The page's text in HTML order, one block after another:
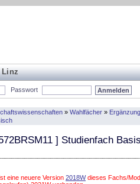
Linz
Passwort
» Wahlfächer »
] Studienfach
eine neuere Version 2018Wdieses Fachs/